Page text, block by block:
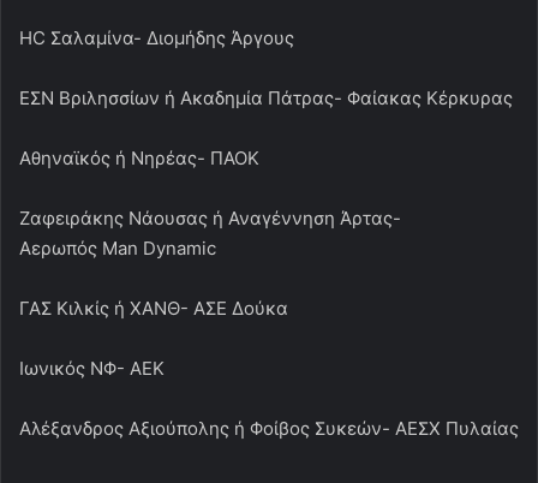
HC Σαλαμίνα- Διομήδης Άργους
ΕΣΝ Βριλησσίων ή Ακαδημία Πάτρας- Φαίακας Κέρκυρας
Αθηναϊκός ή Νηρέας- ΠΑΟΚ
Ζαφειράκης Νάουσας ή Αναγέννηση Άρτας-
Αερωπός Man Dynamic
ΓΑΣ Κιλκίς ή ΧΑΝΘ- ΑΣΕ Δούκα
Ιωνικός ΝΦ- ΑΕΚ
Αλέξανδρος Αξιούπολης ή Φοίβος Συκεών- ΑΕΣΧ Πυλαίας